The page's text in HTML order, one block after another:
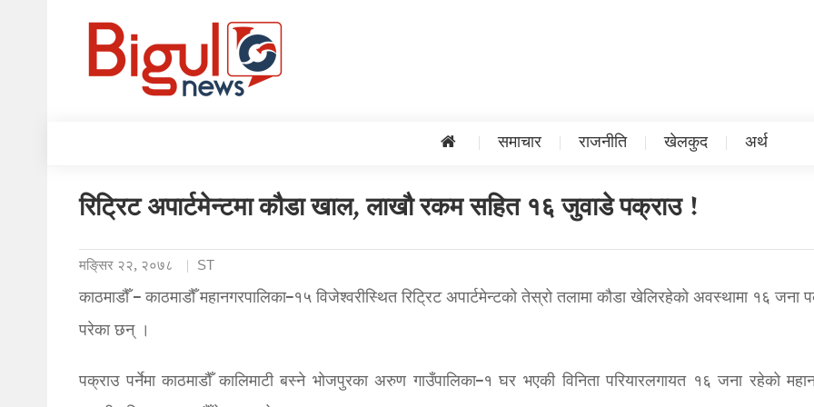
समाचार राजनीति खेलकुद अर्थ
रिट्रिट अपार्टमेन्टमा कौडा खाल, लाखौ रकम सहित १६ जुवाडे पक्राउ !
मङि्सर २२, २०७८ ST
काठमाडौँ – काठमाडौँ महानगरपालिका–१५ विजेश्वरीस्थित रिट्रिट अपार्टमेन्टको तेस्रो तलामा कौडा खेलिरहेको अवस्थामा १६ जना
परेका छन् ।
पक्राउ पर्नेमा काठमाडौँ कालिमाटी बस्ने भोजपुरका अरुण गाउँपालिका–१ घर भएकी विनिता परियारलगायत १६ जना रहेको